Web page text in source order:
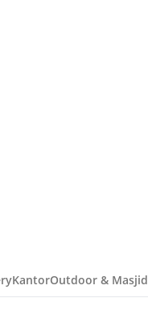
KantorOutdoor & Masjid